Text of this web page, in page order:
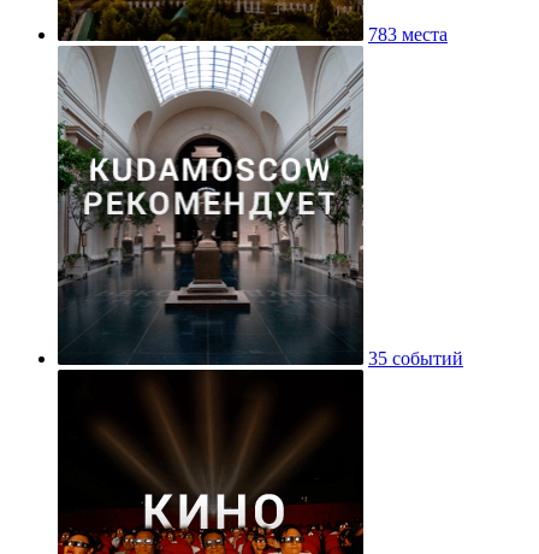
783 места
35 событий